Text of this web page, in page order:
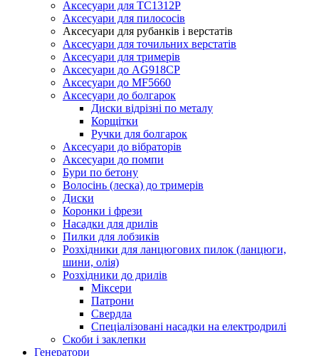
Аксесуари для TC1312P
Аксесуари для пилососів
Аксесуари для рубанків і верстатів
Аксесуари для точильних верстатів
Аксесуари для тримерів
Аксесуари до AG918CP
Аксесуари до MF5660
Аксесуари до болгарок
Диски відрізні по металу
Корщітки
Ручки для болгарок
Аксесуари до вібраторів
Аксесуари до помпи
Бури по бетону
Волосінь (леска) до тримерів
Диски
Коронки і фрези
Насадки для дрилів
Пилки для лобзиків
Розхідники для ланцюгових пилок (ланцюги,
шини, олія)
Розхідники до дрилів
Міксери
Патрони
Свердла
Спеціалізовані насадки на електродрилі
Скоби і заклепки
Генератори